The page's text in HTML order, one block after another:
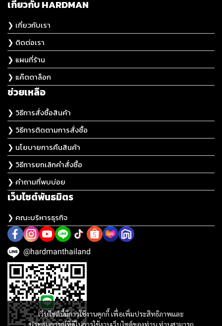
เว็บไซต์นี้มีการใช้งานคุกกี้ เพื่อเพิ่มประสิทธิภาพและ
ประสบการณ์ที่ดีในการใช้งานเว็บไซต์ของท่าน ท่านสามารถ
เกี่ยวกับ HARDMAN
❯ เกี่ยวกับเรา
❯ ติดต่อเรา
❯ แผนที่ร้าน
❯ แค๊ตตาล็อก
ช่วยเหลือ
❯ วิธีการสั่งซื้อสินค้า
❯ วิธีการติดตามการสั่งซื้อ
❯ นโยบายการคืนสินค้า
❯ วิธีการยกเลิกคำสั่งซื้อ
❯ คำถามที่พบบ่อย
เว็บไซต์พันธมิตร
❯ คณะบริหารธุรกิจ
@hardmanthailand